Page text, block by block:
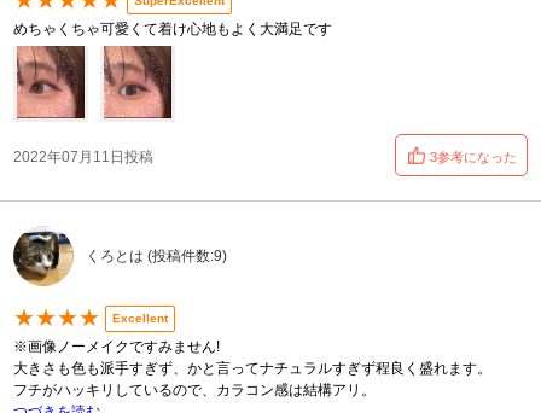
めちゃくちゃ可愛くて着け心地もよく大満足です
2022年07月11日投稿 3参考になった
くろとは (投稿件数:9)
★★★★ Excellent
※画像ノーメイクですみません!
大きさも色も派手すぎず、かと言ってナチュラルすぎず程良く盛れます。
フチがハッキリしているので、カラコン感は結構アリ。